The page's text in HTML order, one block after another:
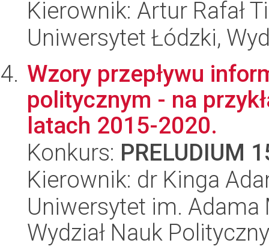
Kierownik: Artur Rafał
Uniwersytet Łódzki,
Wzory przepływu
politycznym - na
latach 2015-2020.
Konkurs: PRELUDIUM
Kierownik: dr Kinga
Uniwersytet im.
Wydział Nauk